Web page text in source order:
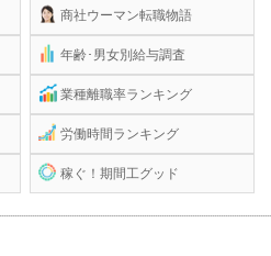
商社ウーマン転職物語
年齢･男女別給与調査
業種離職率ランキング
労働時間ランキング
稼ぐ！期間工グッド